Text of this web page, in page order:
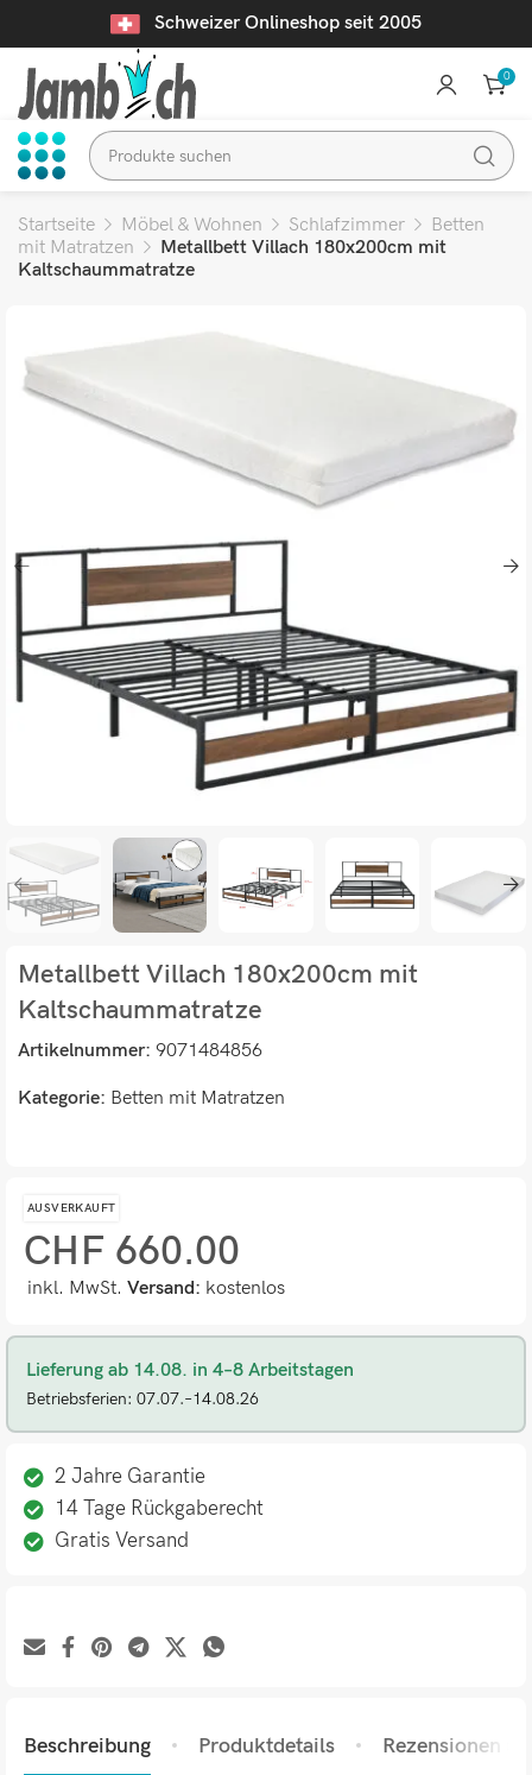
Schweizer Onlineshop seit 2005
0
Startseite Möbel & Wohnen Schlafzimmer
Betten
mit Matratzen
Metallbett Villach 180x200cm mit
Kaltschaummatratze
Metallbett Villach 180x200cm mit
Kaltschaummatratze
Artikelnummer: 9071484856
Kategorie: Betten mit Matratzen
AUSVERKAUFT
CHF 660.00
inkl. MwSt. Versand: kostenlos
Lieferung ab 14.08. in 4–8 Arbeitstagen
Betriebsferien: 07.07.–14.08.26
2 Jahre Garantie
14 Tage Rückgaberecht
Gratis Versand
Beschreibung Produktdetails Rezensionen (0)